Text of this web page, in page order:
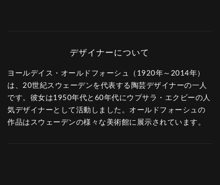
ヨールデイス・オールドフォーシュ（1920年～2014年）
は、20世紀スウェーデンを代表する陶芸デザイナーの一人
です。彼女は1950年代と60年代にウプサラ・エクビーの人
気デザイナーとして活動しました。オールドフォーシュの
作品はスウェーデンの様々な美術館に展示されています。